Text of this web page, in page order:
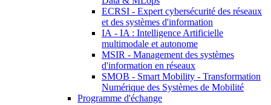
ECRSI - Expert cybersécurité des réseaux
et des systèmes d'information
IA - IA : Intelligence Artificielle
multimodale et autonome
MSIR - Management des systèmes
d'information en réseaux
SMOB - Smart Mobility - Transformation
Numérique des Systèmes de Mobilité
Programme d'échange